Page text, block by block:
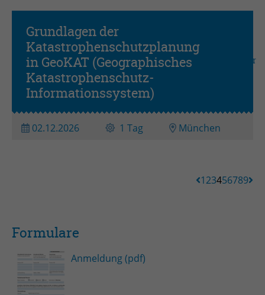
Grundlagen der
Katastrophenschutzplanung
in GeoKAT (Geographisches
Katastrophenschutz-
Informationssystem)
Grundseminar
02.12.2026 1 Tag München
123456789
Formulare
Anmeldung (pdf)